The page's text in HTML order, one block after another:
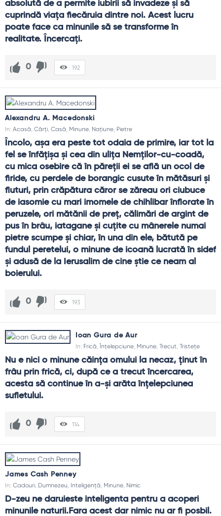
absolută de a permite iubirii să invadeze și să
cuprindă viața fiecăruia dintre noi. Acest lucru
poate face ca minunile să se transforme în
realitate. Încercați.
0 192
Alexandru A. Macedonski
In: Acasă Cărți Casă Minune Națiune Pietre
Încolo, aşa era peste tot odaia de primire, iar tot la
fel se înfăţişa şi cea din uliţa Nemţilor-cu-coadă,
cu mica osebire că în păreţii ei se află un ocol de
firide, cu perdele de borangic cusute în mătăsuri şi
fluturi, prin crăpătura căror se zăreau ori ciubuce
de iasomie cu mari imomele de chihlibar înflorate în
peruzele, ori mătănii de preţ, călimări de argint de
pus în brâu, iatagane şi cuţite cu mânerele numai
pietre scumpe şi chiar, în una din ele, bătută pe
fundul peretelui, o minune de icoană lucrată în sidef
şi adusă de la Ierusalim de cine ştie ce neam al
boierului.
0 193
Ioan Gura de Aur
In: Frică Înțelepciune Minune Trecut Tristețe
Nu e nici o minune căinţa omului la necaz, ţinut în
frâu prin frică, ci, după ce a trecut încercarea,
acesta să continue în a-şi arăta înţelepciunea
sufletului.
0 114
James Cash Penney
In: Cadouri, Dumnezeu, Inteligență, Minune, Nimic
D-zeu ne daruieste inteligenta pentru a acoperi
minunile naturii.Fara acest dar nimic nu ar fi posbil.